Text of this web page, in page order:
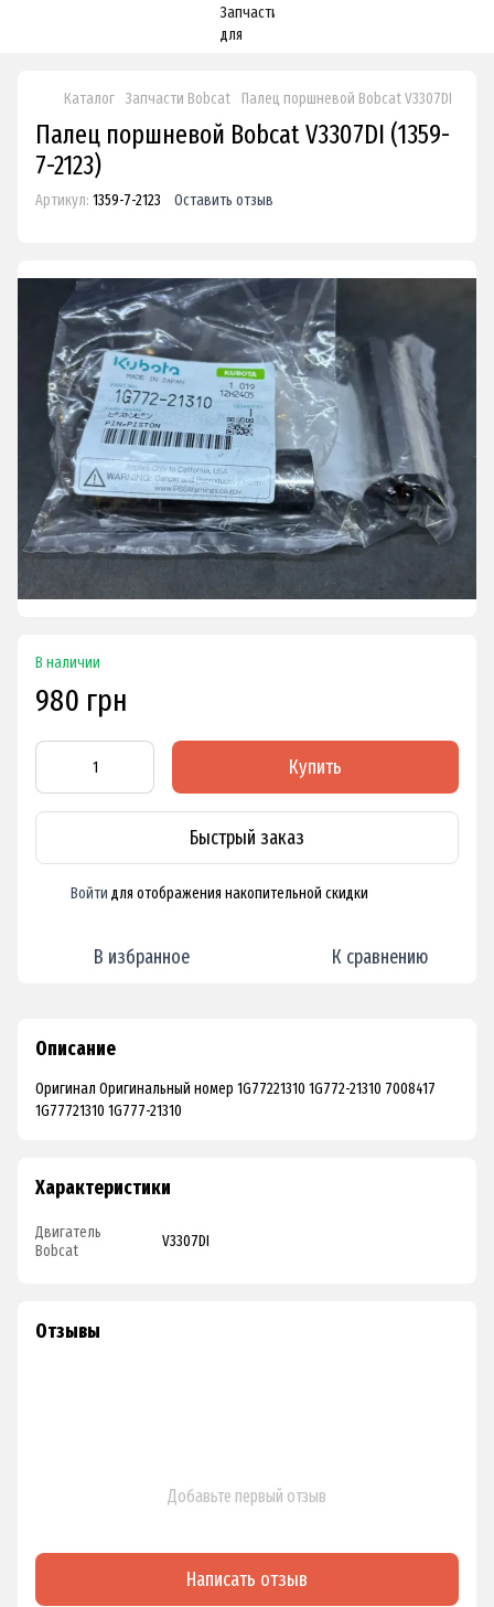
Каталог Запчасти Bobcat Палец поршневой Bobcat V3307DI
Палец поршневой Bobcat V3307DI (1359-
7-2123)
Артикул: 1359-7-2123 Оставить отзыв
В наличии
980 грн
Купить
Быстрый заказ
Войти для отображения накопительной скидки
В избранное К сравнению
Описание
Оригинал Оригинальный номер 1G77221310 1G772-21310 7008417
1G77721310 1G777-21310
Характеристики
Двигатель
Bobcat
V3307DI
Отзывы
Добавьте первый отзыв
Написать отзыв